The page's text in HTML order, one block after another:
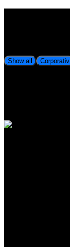
Show all Corporativ